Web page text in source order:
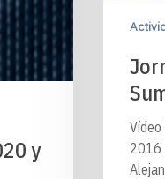
y
Vídeo
2016